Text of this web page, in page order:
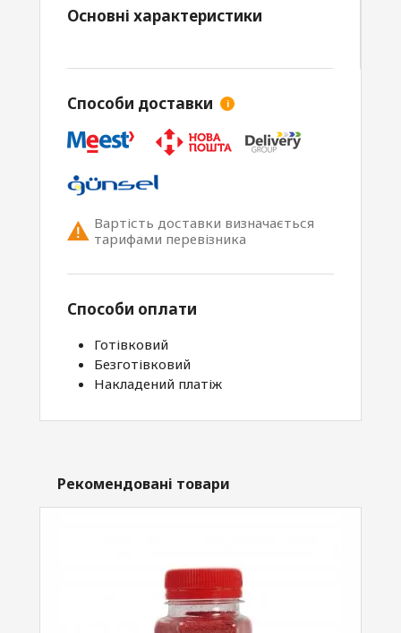
Основні характеристики
Способи доставки i
Вартість доставки визначається
тарифами перевізника
Способи оплати
Готівковий
Безготівковий
Накладений платіж
Рекомендовані товари